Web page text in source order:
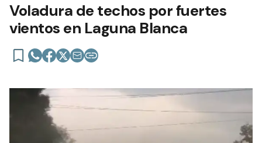
Voladura de techos por fuertes
vientos en Laguna Blanca